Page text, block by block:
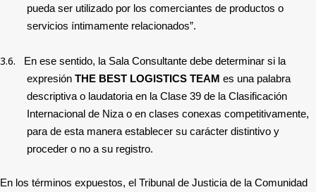
pueda ser utilizado por los comerciantes de productos o
servicios íntimamente relacionados”.
3.6.
En ese sentido, la Sala Consultante debe determinar si la
expresión THE BEST LOGISTICS TEAM es una palabra
descriptiva o laudatoria en la Clase 39 de la Clasificación
Internacional de Niza o en clases conexas competitivamente,
para de esta manera establecer su carácter distintivo y
proceder o no a su registro.
En los términos expuestos, el Tribunal de Justicia de la Comunidad